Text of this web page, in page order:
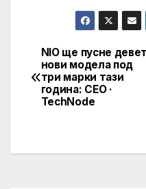
Post
navigation
NIO ще пусне девет
нови модела под
три марки тази
година: CEO ·
TechNode